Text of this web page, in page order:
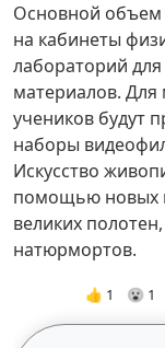
Основной объем
на кабинеты
лабораторий
материалов.
учеников будут
наборы
Искусство
помощью новых
великих
натюрмортов.
👍 1 😮 1